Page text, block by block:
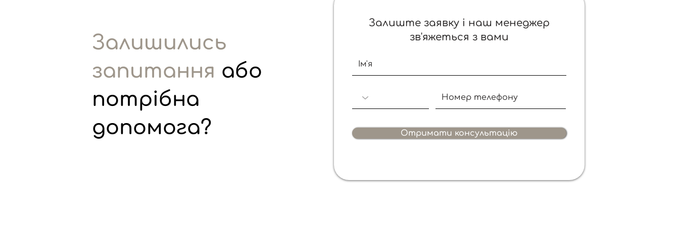
Залишились
запитання або
потрібна
допомога?
Залиште заявку і наш менеджер
зв'яжеться з вами
Отримати консультацію